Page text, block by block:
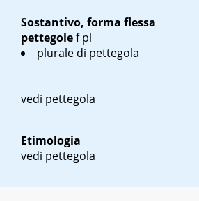
Sostantivo, forma flessa
pettegolef pl
plurale di pettegola
vedi pettegola
Etimologia
vedi pettegola